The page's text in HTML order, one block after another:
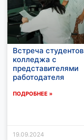
Встреча студентов
колледжа с
представителями
работодателя
ПОДРОБНЕЕ »
19.09.2024